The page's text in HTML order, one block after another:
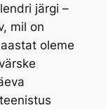
järgi –
mil on
oleme